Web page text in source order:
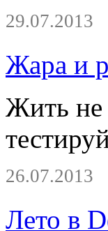
29.07.2013
Жара и
Жить не
26.07.2013
Лето в